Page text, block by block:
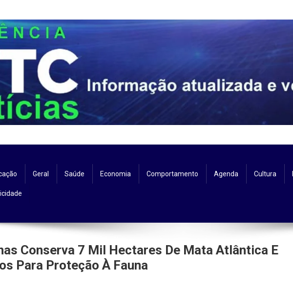
Geral Saúde Economia Comportamento Agenda Cultura
Conserva 7 Mil Hectares De Mata Atlântica E
Para Proteção À Fauna